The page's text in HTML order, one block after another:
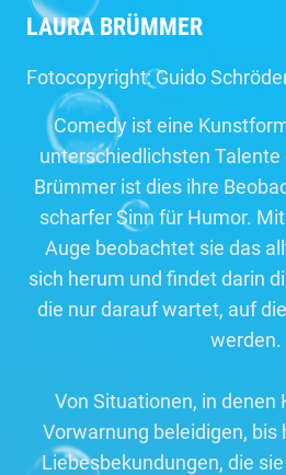
LAURA BRÜMMER
Fotocopyright: Guido
Comedy ist eine
unterschiedlichsten
Brümmer ist dies ihre
scharfer Sinn für Humor.
Auge beobachtet sie das
sich herum und findet darin
die nur darauf wartet, auf
werden.
Von Situationen, in denen
Vorwarnung beleidigen, bis
Liebesbekundungen, die